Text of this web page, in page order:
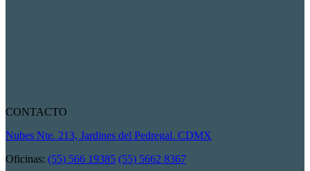
CONTACTO
Nubes Nte. 213, Jardines del Pedregal. CDMX
Oficinas: (55) 566 19385 (55) 5662 8367